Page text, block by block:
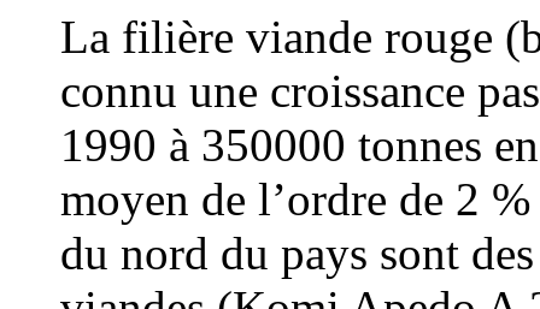
La filière viande rouge
connu une croissance
1990 à 350000 tonnes
moyen de l’ordre de 2
du nord du pays sont